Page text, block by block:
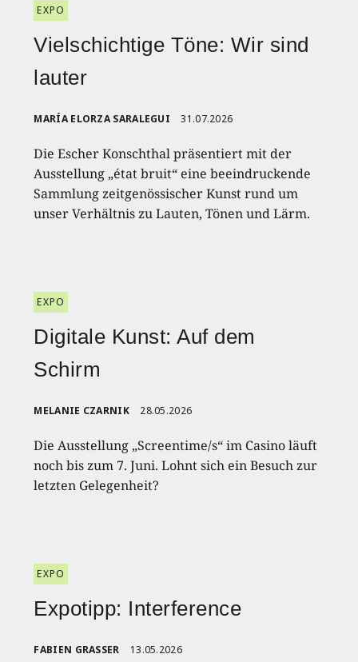
EXPO
Vielschichtige Töne: Wir sind
lauter
MARÍA ELORZA SARALEGUI 31.07.2026
Die Escher Konschthal präsentiert mit der
Ausstellung „état bruit“ eine beeindruckende
Sammlung zeitgenössischer Kunst rund um
unser Verhältnis zu Lauten, Tönen und Lärm.
EXPO
Digitale Kunst: Auf dem
Schirm
MELANIE CZARNIK 28.05.2026
Die Ausstellung „Screentime/s“ im Casino läuft
noch bis zum 7. Juni. Lohnt sich ein Besuch zur
letzten Gelegenheit?
EXPO
Expotipp: Interference
FABIEN GRASSER 13.05.2026